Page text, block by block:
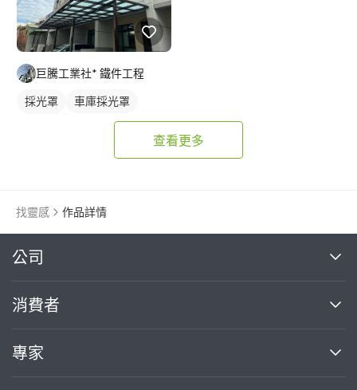
巨騰工業社* 鐵件工程
採光罩
車庫採光罩
查看更多
找靈感 作品詳情
公司
關於我們
部落格
消費者
買服務
專家
繼續完成